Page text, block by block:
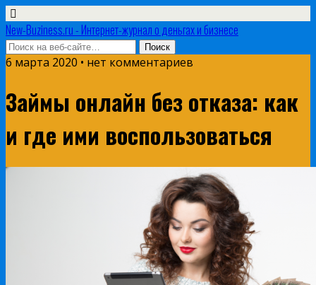
New-Buziness.ru - Интернет-журнал о деньгах и бизнесе
6 марта 2020 • нет комментариев
Займы онлайн без отказа: как
и где ими воспользоваться